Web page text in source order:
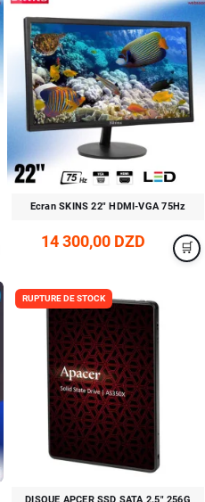
Ecran SKINS 22" HDMI-VGA 75Hz
14 300,00 DZD
RUPTURE DE STOCK